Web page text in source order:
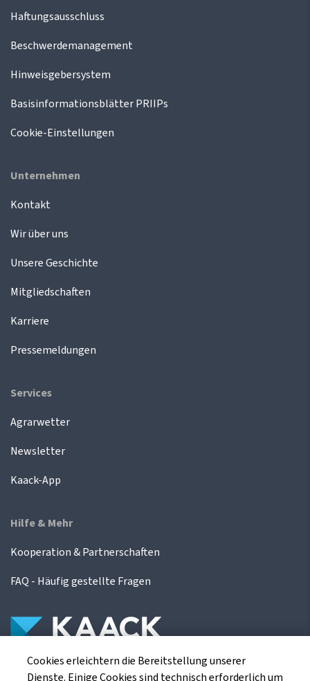
Haftungsausschluss
Beschwerdemanagement
Hinweisgebersystem
Basisinformationsblätter PRIIPs
Cookie-Einstellungen
Unternehmen
Kontakt
Wir über uns
Unsere Geschichte
Mitgliedschaften
Karriere
Pressemeldungen
Services
Agrarwetter
Newsletter
Kaack-App
Hilfe & Mehr
Kooperation & Partnerschaften
FAQ - Häufig gestellte Fragen
Die Kaack Terminhandel GmbH ist ein
Cookies erleichtern die Bereitstellung unserer
Dienste. Einige Cookies sind technisch erforderlich um